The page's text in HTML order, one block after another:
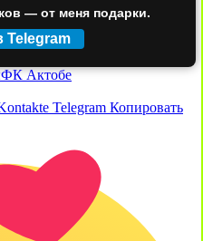
— от меня подарки.
Telegram
ФК Актобе
Telegram Копировать